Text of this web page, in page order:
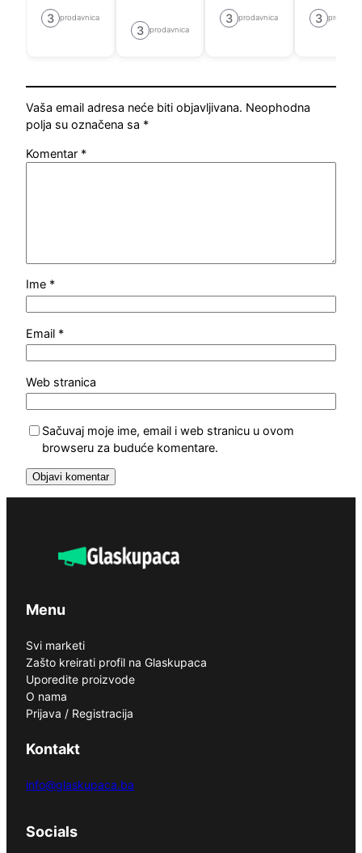
3 prodavnica
3 prodavnica
3 prodavnica 3
Vaša email adresa neće biti objavljivana. Neophodna
polja su označena sa *
Komentar *
Ime *
Email *
Web stranica
Sačuvaj moje ime, email i web stranicu u ovom
browseru za buduće komentare.
Menu
Svi marketi
Zašto kreirati profil na Glaskupaca
Uporedite proizvode
O nama
Prijava / Registracija
Kontakt
info@glaskupaca.ba
Socials